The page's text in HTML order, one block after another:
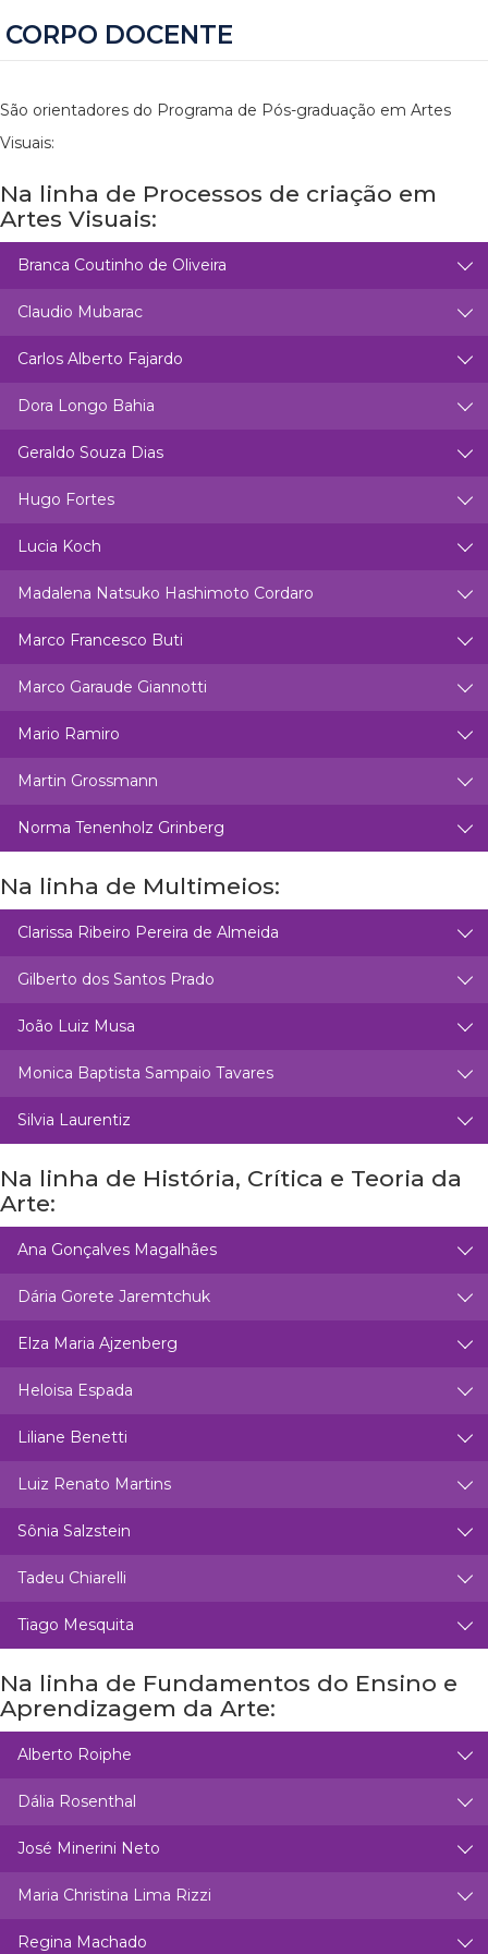
CORPO DOCENTE
São orientadores do Programa de Pós-graduação em Artes
Visuais:
Na linha de Processos de criação em
Artes Visuais:
Branca Coutinho de Oliveira
Claudio Mubarac
Carlos Alberto Fajardo
Dora Longo Bahia
Geraldo Souza Dias
Hugo Fortes
Lucia Koch
Madalena Natsuko Hashimoto Cordaro
Marco Francesco Buti
Marco Garaude Giannotti
Mario Ramiro
Martin Grossmann
Norma Tenenholz Grinberg
Na linha de Multimeios:
Clarissa Ribeiro Pereira de Almeida
Gilberto dos Santos Prado
João Luiz Musa
Monica Baptista Sampaio Tavares
Silvia Laurentiz
Na linha de História, Crítica e Teoria da
Arte:
Ana Gonçalves Magalhães
Dária Gorete Jaremtchuk
Elza Maria Ajzenberg
Heloisa Espada
Liliane Benetti
Luiz Renato Martins
Sônia Salzstein
Tadeu Chiarelli
Tiago Mesquita
Na linha de Fundamentos do Ensino e
Aprendizagem da Arte:
Alberto Roiphe
Dália Rosenthal
José Minerini Neto
Maria Christina Lima Rizzi
Regina Machado